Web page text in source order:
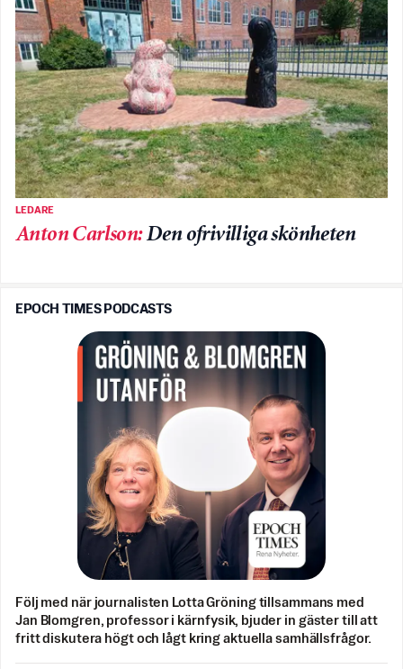
LEDARE
Anton Carlson:Den ofrivilliga skönheten
EPOCH TIMES PODCASTS
Följ med när journalisten Lotta Gröning tillsammans med
Jan Blomgren, professor i kärnfysik, bjuder in gäster till att
fritt diskutera högt och lågt kring aktuella samhällsfrågor.